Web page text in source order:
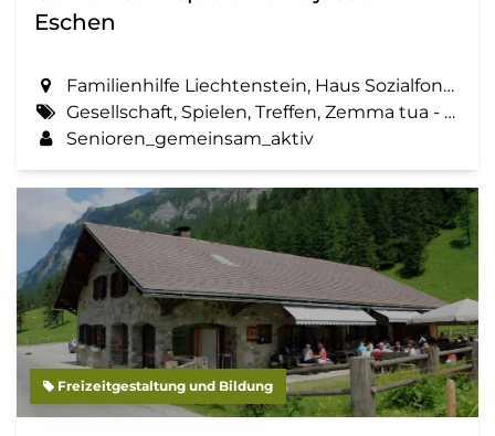
Eschen
Familienhilfe Liechtenstein, Haus Sozialfonds, St. Martinsring 73 in Eschen
Gesellschaft, Spielen, Treffen, Zemma tua - Senioren gemeinsam aktiv
Senioren_gemeinsam_aktiv
Freizeitgestaltung und Bildung